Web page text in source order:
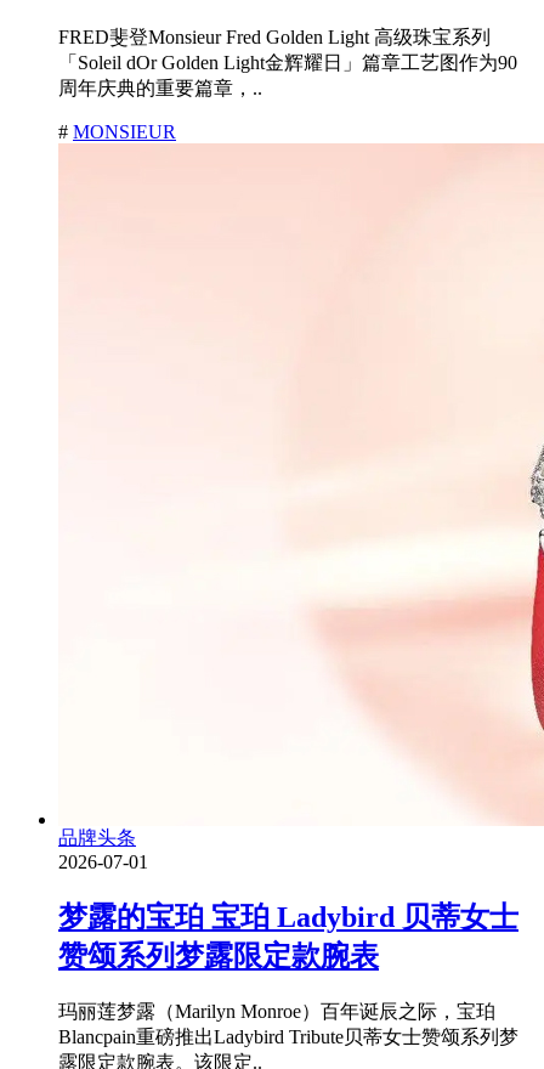
FRED斐登Monsieur Fred Golden Light 高级珠宝系列
「Soleil dOr Golden Light金辉耀日」篇章工艺图作为90
周年庆典的重要篇章，..
# MONSIEUR
品牌头条
2026-07-01
梦露的宝珀 宝珀 Ladybird 贝蒂女士
赞颂系列梦露限定款腕表
玛丽莲梦露（Marilyn Monroe）百年诞辰之际，宝珀
Blancpain重磅推出Ladybird Tribute贝蒂女士赞颂系列梦
露限定款腕表。该限定..